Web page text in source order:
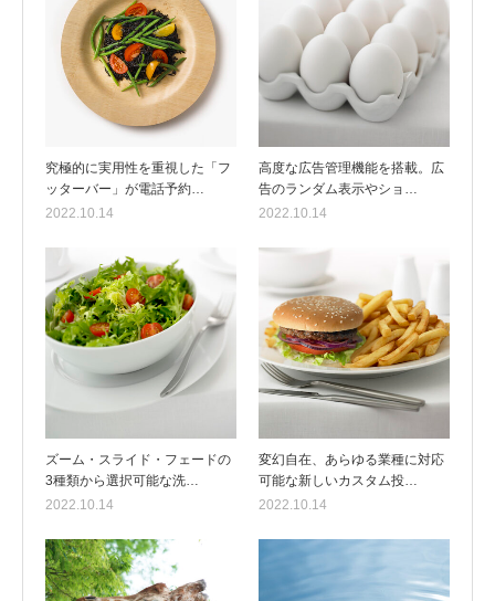
究極的に実用性を重視した「フ
ッターバー」が電話予約…
2022.10.14
高度な広告管理機能を搭載。広
告のランダム表示やショ…
2022.10.14
ズーム・スライド・フェードの
3種類から選択可能な洗…
2022.10.14
変幻自在、あらゆる業種に対応
可能な新しいカスタム投…
2022.10.14